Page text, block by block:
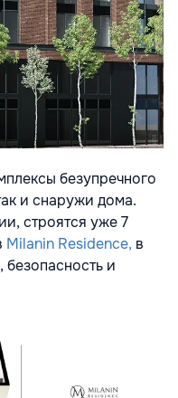
безупречного
и снаружи дома.
строятся уже 7
Milanin Residence, в
безопасность и